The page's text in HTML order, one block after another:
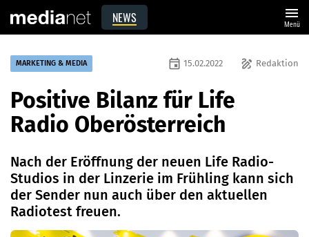
NEWS menu
Menü
MARKETING & MEDIA draw Redaktion
event 15.02.2022
Positive Bilanz für Life
Radio Oberösterreich
Nach der Eröffnung der neuen Life Radio-
Studios in der Linzerie im Frühling kann sich
der Sender nun auch über den aktuellen
Radiotest freuen.